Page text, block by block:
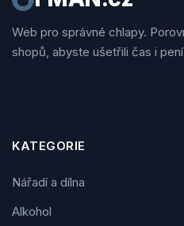
Web pro správné chlapy.
shopů, abyste ušetřili čas i
KATEGORIE
Nářadí a dílna
Alkohol